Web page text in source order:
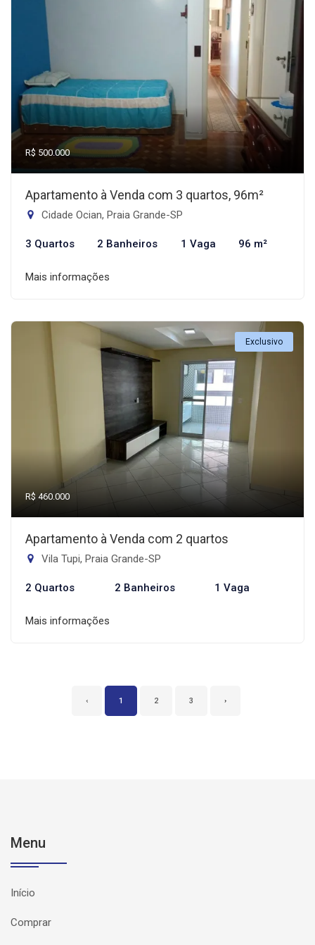
R$ 500.000
Apartamento à Venda com 3 quartos, 96m²
Cidade Ocian, Praia Grande-SP
3 Quartos 2 Banheiros 1 Vaga 96 m²
Mais informações
Exclusivo
R$ 460.000
Apartamento à Venda com 2 quartos
Vila Tupi, Praia Grande-SP
2 Quartos 2 Banheiros 1 Vaga
Mais informações
‹ 1 2 3 ›
Menu
Início
Comprar